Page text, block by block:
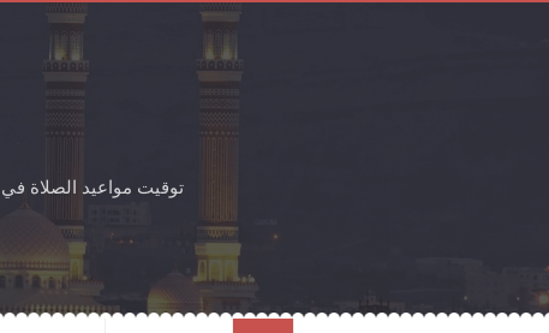
توقيت مواعيد الصلاة